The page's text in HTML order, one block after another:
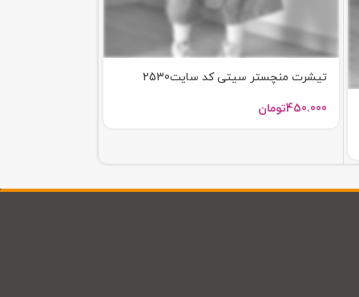
تیشرت منچستر سیتی کد سایت2530
450.000تومان